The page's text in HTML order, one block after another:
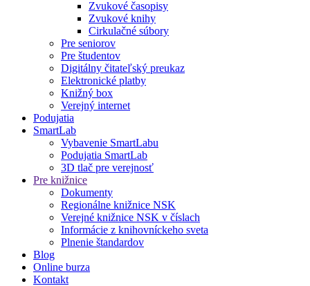
Zvukové časopisy
Zvukové knihy
Cirkulačné súbory
Pre seniorov
Pre študentov
Digitálny čitateľský preukaz
Elektronické platby
Knižný box
Verejný internet
Podujatia
SmartLab
Vybavenie SmartLabu
Podujatia SmartLab
3D tlač pre verejnosť
Pre knižnice
Dokumenty
Regionálne knižnice NSK
Verejné knižnice NSK v číslach
Informácie z knihovníckeho sveta
Plnenie štandardov
Blog
Online burza
Kontakt